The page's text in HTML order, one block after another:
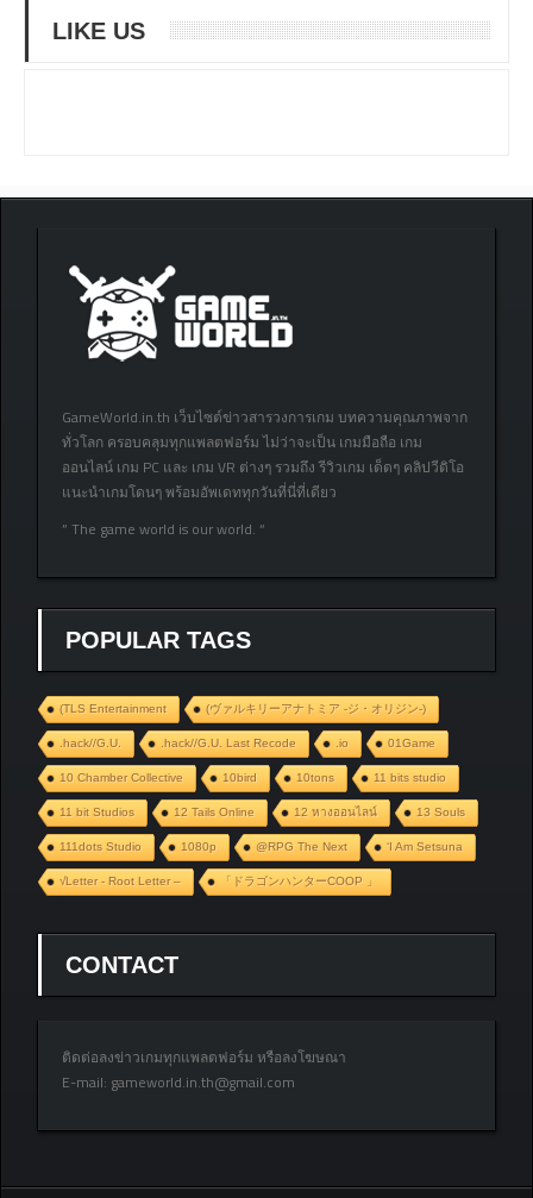
LIKE US
GameWorld.in.th เว็บไซต์ข่าวสารวงการเกม บทความคุณภาพจาก
ทั่วโลก ครอบคลุมทุกแพลตฟอร์ม ไม่ว่าจะเป็น เกมมือถือ เกม
ออนไลน์ เกม PC และ เกม VR ต่างๆ รวมถึง รีวิวเกม เด็ดๆ คลิปวีดิโอ
แนะนำเกมโดนๆ พร้อมอัพเดททุกวันที่นี่ที่เดียว
” The game world is our world. “
POPULAR TAGS
(TLS Entertainment (ヴァルキリーアナトミア ‐ジ・オリジン‐)
.hack//G.U. .hack//G.U. Last Recode .io 01Game
10 Chamber Collective 10bird 10tons 11 bits studio
11 bit Studios 12 Tails Online 12 หางออนไลน์ 13 Souls
111dots Studio 1080p @RPG The Next ‘I Am Setsuna
√Letter - Root Letter – 「ドラゴンハンターCOOP 」
CONTACT
ติดต่อลงข่าวเกมทุกแพลตฟอร์ม หรือลงโฆษณา
E-mail: gameworld.in.th@gmail.com